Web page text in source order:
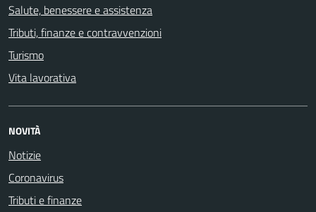
Salute, benessere e assistenza
Tributi, finanze e contravvenzioni
Turismo
Vita lavorativa
NOVITÀ
Notizie
Coronavirus
Tributi e finanze